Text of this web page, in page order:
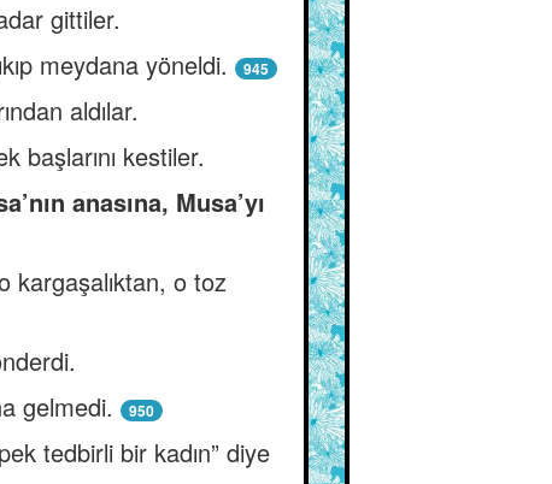
gittiler.
meydana yöneldi.
945
aldılar.
başlarını kestiler.
anasına, Musa’yı
kargaşalıktan, o toz
gelmedi.
950
tedbirli bir kadın” diye